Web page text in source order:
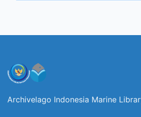
Archivelago Indonesia Marine